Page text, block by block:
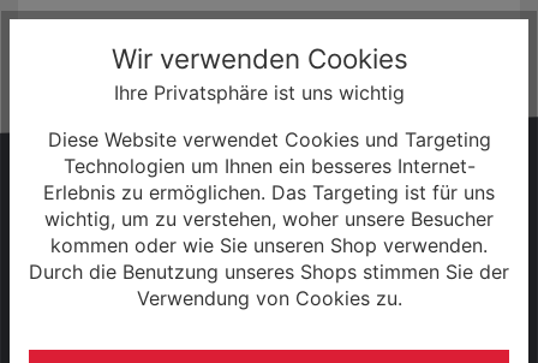
HABEN SIE FRAGEN?
Wir sind gerne persönlich für Sie da!
+49 (0) 3943 - 694 253
Wir verwenden Cookies
Ihre Privatsphäre ist uns wichtig
Diese Website verwendet Cookies und Targeting
Technologien um Ihnen ein besseres Internet-
Erlebnis zu ermöglichen. Das Targeting ist für uns
wichtig, um zu verstehen, woher unsere Besucher
kommen oder wie Sie unseren Shop verwenden.
Durch die Benutzung unseres Shops stimmen Sie der
Verwendung von Cookies zu.